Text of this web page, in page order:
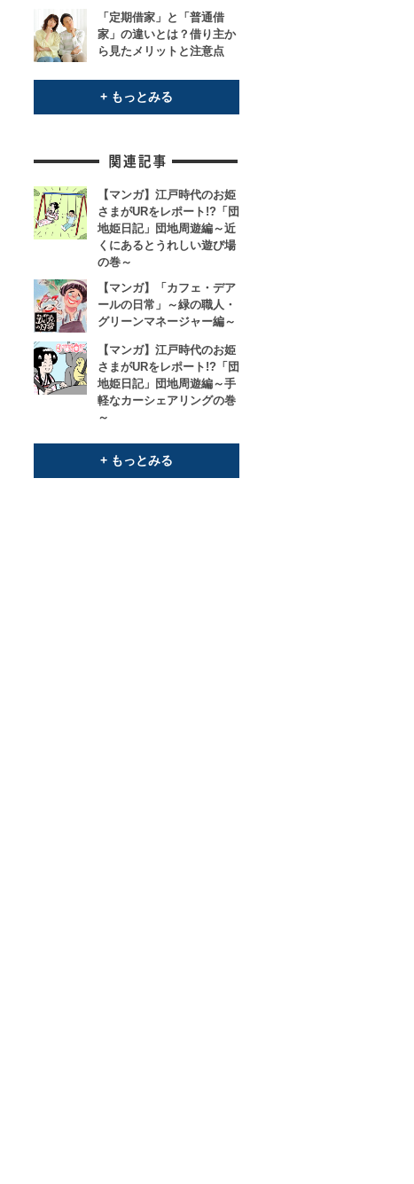
「定期借家」と「普通借
家」の違いとは？借り主か
ら見たメリットと注意点
+ もっとみる
【マンガ】江戸時代のお姫
さまがURをレポート!?「団
地姫日記」団地周遊編～近
くにあるとうれしい遊び場
の巻～
【マンガ】「カフェ・デア
ールの日常」～緑の職人・
グリーンマネージャー編～
【マンガ】江戸時代のお姫
さまがURをレポート!?「団
地姫日記」団地周遊編～手
軽なカーシェアリングの巻
～
+ もっとみる